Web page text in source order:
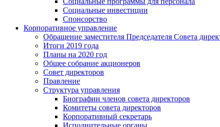
Социальные инвестиции
Спонсорство
Корпоративное управление
Обращение заместителя Председателя Совета
Итоги 2019 года
Планы на 2020 год
Общее собрание акционеров
Совет директоров
Правление
Структура управления
Биографии членов совета директоров
Комитеты совета директоров
Корпоративный секретарь
Исполнительные органы